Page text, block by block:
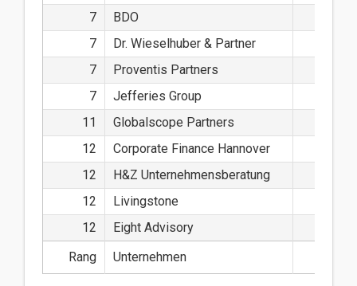
7
BDO
7
Dr. Wieselhuber & Partner
7
Proventis Partners
7
Jefferies Group
11
Globalscope Partners
12
Corporate Finance Hannover
12
H&Z Unternehmensberatung
12
Livingstone
12
Eight Advisory
Rang
Unternehmen